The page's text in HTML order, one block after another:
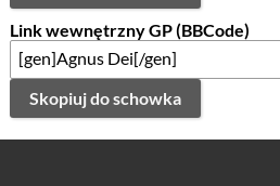
Link wewnętrzny GP (BBCode)
Skopiuj do schowka